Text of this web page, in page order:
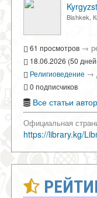
Bishkek,
61 просмотров →
18.06.2026 (50
Религиоведение →
0 подписчиков
Все статьи
Официальная
https://library.kg/